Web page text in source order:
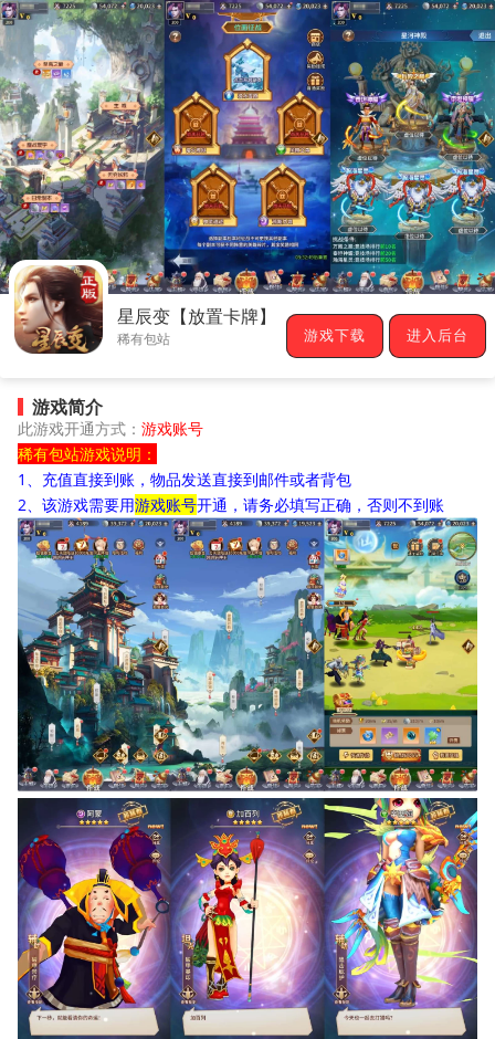
星辰变【放置卡牌】
稀有包站 游戏下载 进入后台
游戏简介
此游戏开通方式： 游戏账号
稀有包站游戏说明：
1、充值直接到账，物品发送直接到邮件或者背包
2、该游戏需要用游戏账号开通，请务必填写正确，否则不到账